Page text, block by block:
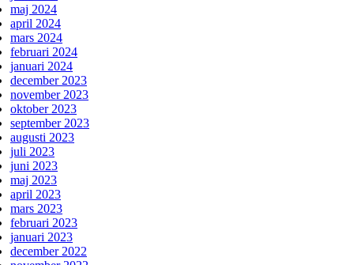
maj 2024
april 2024
mars 2024
februari 2024
januari 2024
december 2023
november 2023
oktober 2023
september 2023
augusti 2023
juli 2023
juni 2023
maj 2023
april 2023
mars 2023
februari 2023
januari 2023
december 2022